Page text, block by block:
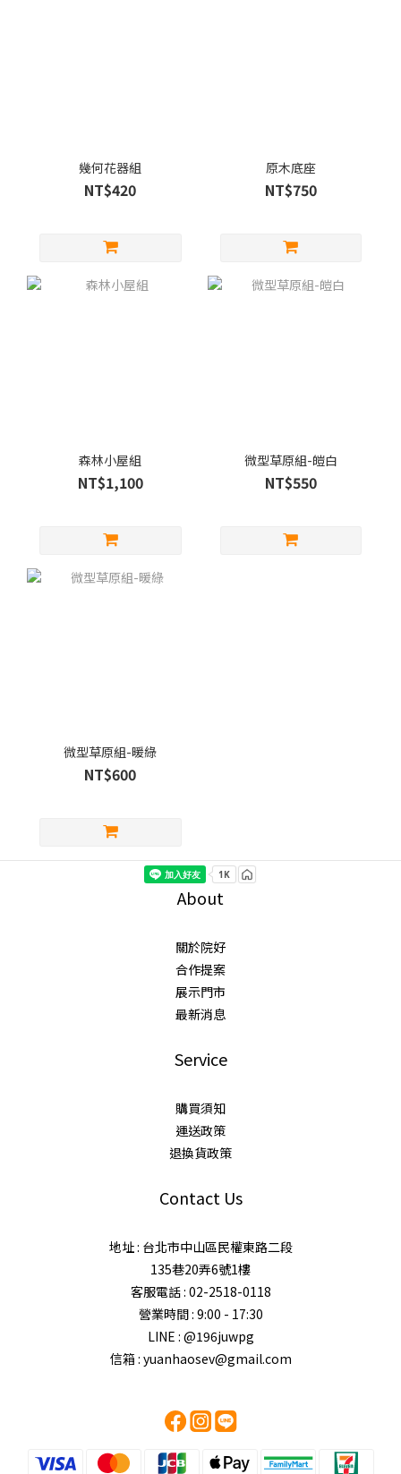
幾何花器組
NT$420
原木底座
NT$750
森林小屋組
NT$1,100
微型草原組-皚白
NT$550
微型草原組-暖綠
NT$600
About
關於院好
合作提案
展示門市
最新消息
Service
購買須知
運送政策
退換貨政策
Contact Us
地址 : 台北市中山區民權東路二段
135巷20弄6號1樓
客服電話 : 02-2518-0118
營業時間 : 9:00 - 17:30
LINE : @196juwpg
信箱 : yuanhaosev@gmail.com